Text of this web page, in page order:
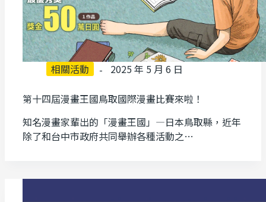
相關活動 2025 年 5 月 6 日
第十四屆漫畫王國鳥取國際漫畫比賽來啦！
知名漫畫家輩出的「漫畫王國」—日本鳥取縣，近年
除了和台中市政府共同舉辦各種活動之…